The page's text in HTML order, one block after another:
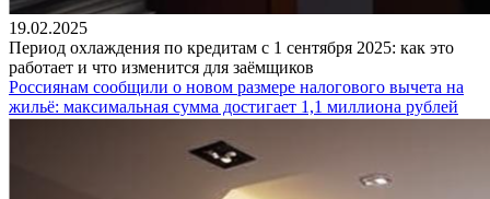
19.02.2025
Период охлаждения по кредитам с 1 сентября 2025: как это
работает и что изменится для заёмщиков
Россиянам сообщили о новом размере налогового вычета на
жильё: максимальная сумма достигает 1,1 миллиона рублей